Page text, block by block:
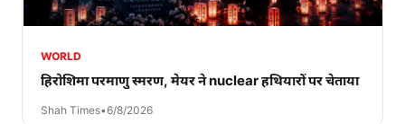
WORLD
हिरोशिमा परमाणु स्मरण, मेयर ने nuclear हथियारों पर चेताया
Shah Times•6/8/2026